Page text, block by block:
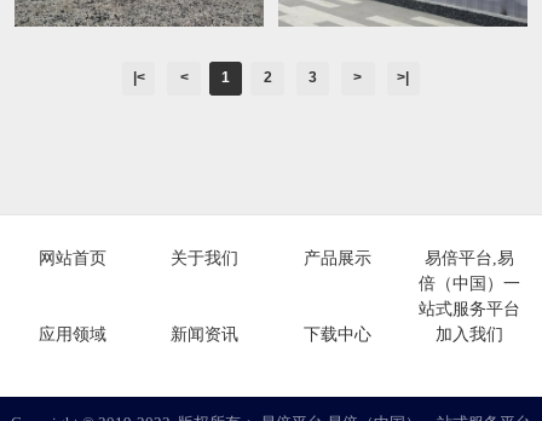
|< < 1 2 3 > >|
网站首页 关于我们 产品展示
易倍平台,易
倍（中国）一
站式服务平台
应用领域
新闻资讯 下载中心 加入我们